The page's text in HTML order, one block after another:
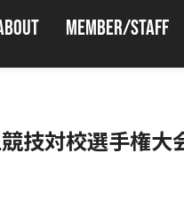
MEMBER/STAFF
技対校選手権大